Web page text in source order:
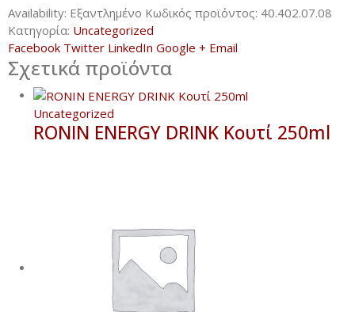
Availability: Εξαντλημένο Κωδικός προϊόντος: 40.402.07.08
Κατηγορία: Uncategorized
Facebook Twitter LinkedIn Google + Email
Σχετικά προϊόντα
Uncategorized
RONIN ENERGY DRINK Κουτί 250ml